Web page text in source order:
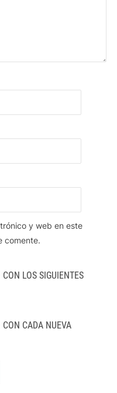
y web en este
comente.
LOS SIGUIENTES
CON CADA NUEVA